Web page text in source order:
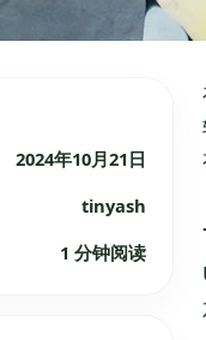
2024年10月21日
tinyash
1 分钟阅读